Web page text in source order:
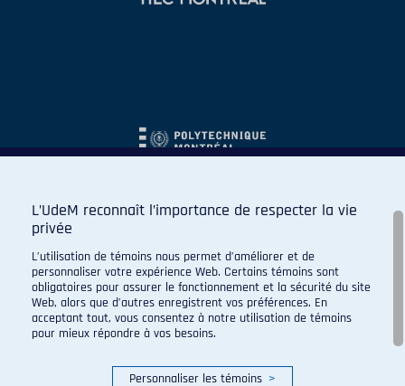
L’UdeM reconnaît l’importance de respecter la vie
privée
L’utilisation de témoins nous permet d’améliorer et de
personnaliser votre expérience Web. Certains témoins sont
obligatoires pour assurer le fonctionnement et la sécurité du site
Web, alors que d’autres enregistrent vos préférences. En
acceptant tout, vous consentez à notre utilisation de témoins
pour mieux répondre à vos besoins.
Personnaliser les témoins >